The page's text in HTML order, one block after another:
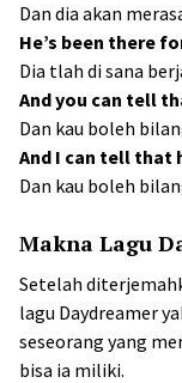
Dan dia akan
He’s been there
Dia tlah di sana
And you can tell
Dan kau boleh
And I can tell that
Dan kau boleh
Makna Lagu
Setelah
lagu Daydreamer
seseorang yang
bisa ia miliki.